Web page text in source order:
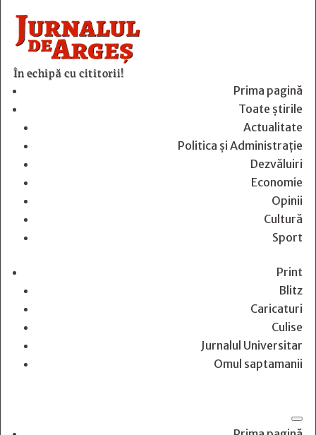
În echipă cu cititorii!
Prima pagină
Toate știrile
Actualitate
Politica și Administrație
Dezvăluiri
Economie
Opinii
Cultură
Sport
Print
Blitz
Caricaturi
Culise
Jurnalul Universitar
Omul saptamanii